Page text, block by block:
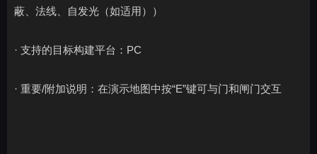
蔽、法线、自发光（如适用））
· 支持的目标构建平台：PC
· 重要/附加说明：在演示地图中按“E”键可与门和闸门交互